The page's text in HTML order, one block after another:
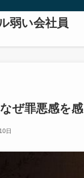
弱い会社員
ぜ罪悪感を
日